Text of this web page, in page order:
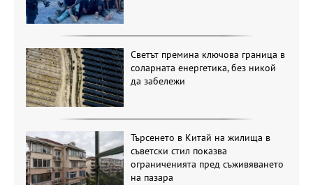
Светът премина ключова граница в
соларната енергетика, без никой
да забележи
Търсенето в Китай на жилища в
съветски стил показва
ограниченията пред съживяването
на пазара